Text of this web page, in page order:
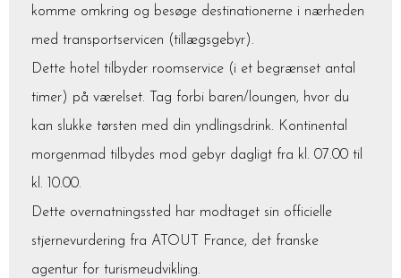
komme omkring og besøge destinationerne i nærheden
med transportservicen (tillægsgebyr).
Dette hotel tilbyder roomservice (i et begrænset antal
timer) på værelset. Tag forbi baren/loungen, hvor du
kan slukke tørsten med din yndlingsdrink. Kontinental
morgenmad tilbydes mod gebyr dagligt fra kl. 07.00 til
kl. 10.00.
Dette overnatningssted har modtaget sin officielle
stjernevurdering fra ATOUT France, det franske
agentur for turismeudvikling.